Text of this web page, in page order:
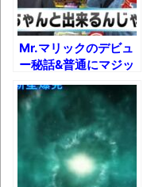
【呆然】北海
盛で食うぞ！！
お！！！！！」
【動画】カ
ブチギレ
長野県のなめ
ｗ
Mr.マリックのデビュ
ー秘話&普通にマジッ
クやったらうますぎた
件ｗ